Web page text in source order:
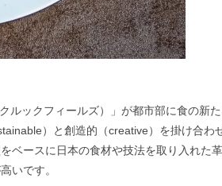
ルックフィールズ）」が都市部に食の新
）と創造的（creative）を掛け合わ
ベースに日本の食材や技法を取り入れた
いです。